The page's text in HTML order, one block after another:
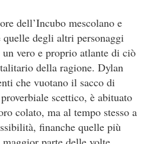
dell’Incubo mescolano e
degli altri personaggi
vero e proprio atlante di ciò
della ragione. Dylan
che vuotano il sacco di
scettico, è abituato
colato, ma al tempo stesso a
finanche quelle più